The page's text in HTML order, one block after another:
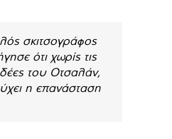
σκιτσογράφος
ότι χωρίς τις
του Οτσαλάν,
η επανάσταση